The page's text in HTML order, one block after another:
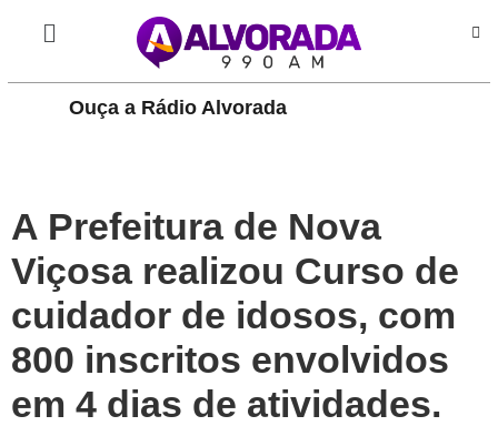
Ouça a Rádio Alvorada
A Prefeitura de Nova
Viçosa realizou Curso de
cuidador de idosos, com
800 inscritos envolvidos
em 4 dias de atividades.